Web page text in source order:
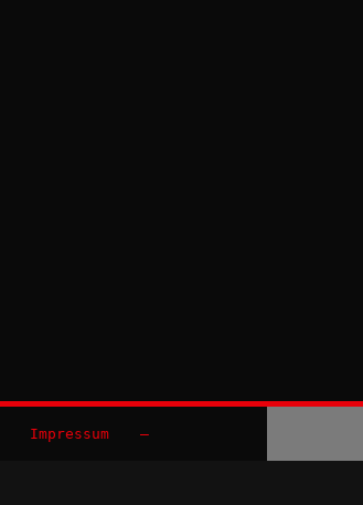
Impressum –